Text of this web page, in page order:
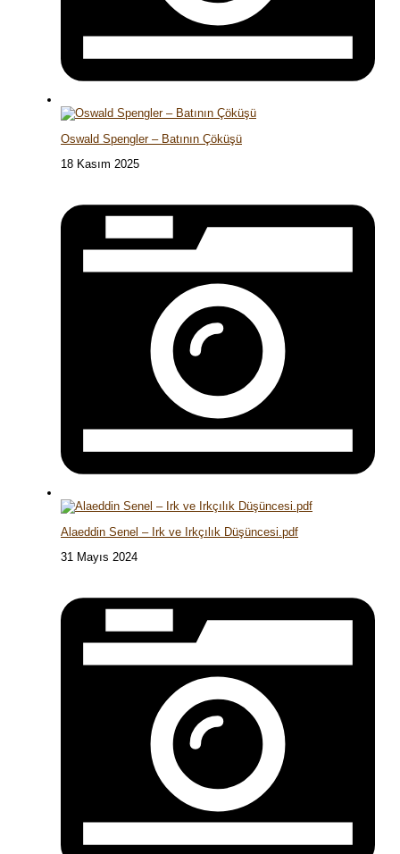
Oswald Spengler – Batının Çöküşü
18 Kasım 2025
Alaeddin Senel – Irk ve Irkçılık Düşüncesi.pdf
31 Mayıs 2024